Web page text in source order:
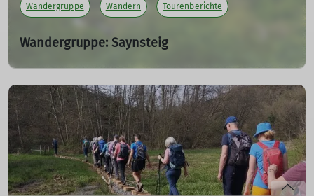
Wandergruppe Wandern Tourenberichte
Wandergruppe: Saynsteig
05.05.2024
Rundwanderung ab Bendorf/Sayn (Parkplatz nähe Abtei)
über Stromberg, entlang des Zeltlager Brexbach,
Römerturm und mit Einkehr im Meisenhof.
mehr erfahren